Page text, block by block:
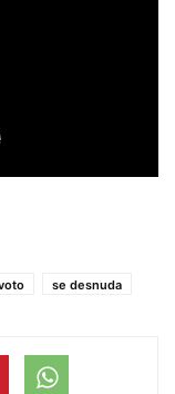
se desnuda